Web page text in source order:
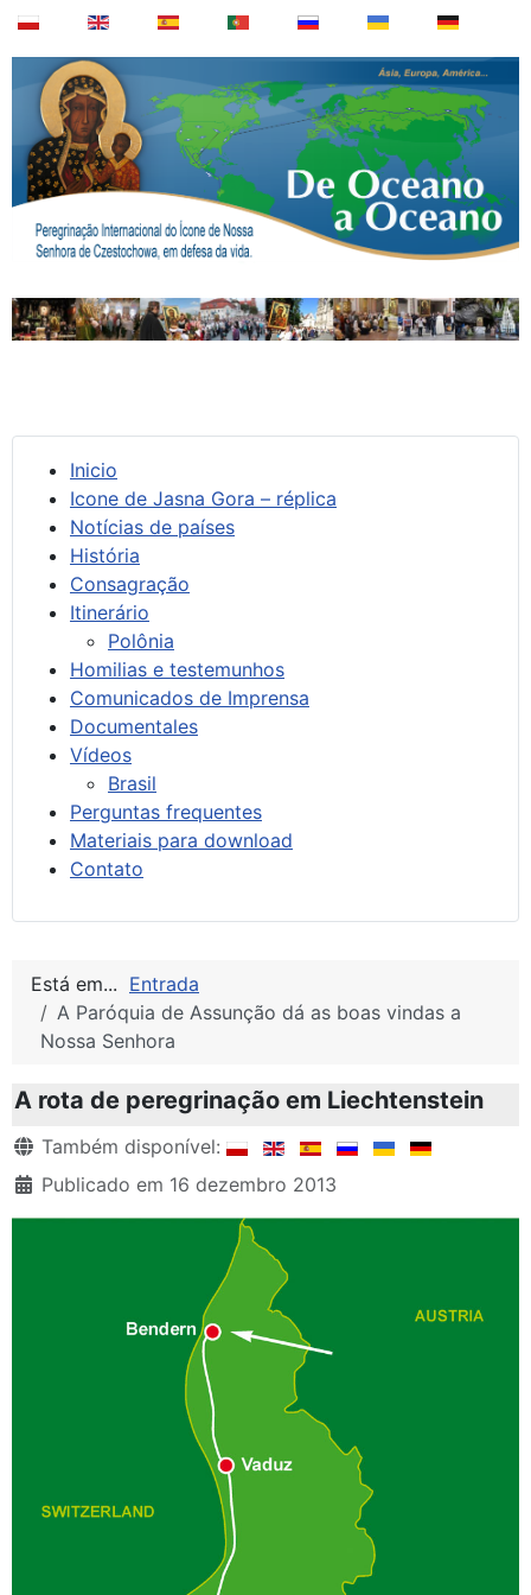
Inicio
Icone de Jasna Gora – réplica
Notícias de países
História
Consagração
Itinerário
Polônia
Homilias e testemunhos
Comunicados de Imprensa
Documentales
Vídeos
Brasil
Perguntas frequentes
Materiais para download
Contato
Está em... Entrada
A Paróquia de Assunção dá as boas vindas a
Nossa Senhora
A rota de peregrinação em Liechtenstein
Detalhes
Também disponível:
Publicado em 16 dezembro 2013